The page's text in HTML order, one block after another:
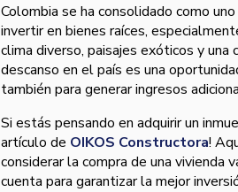
Colombia se ha consolidado como
invertir en bienes raíces,
clima diverso, paisajes exóticos y una
descanso en el país es una
también para generar ingresos
Si estás pensando en adquirir un
artículo de OIKOS Constructora!
considerar la compra de una vivienda
cuenta para garantizar la mejor